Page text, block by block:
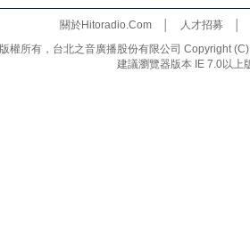
關於Hitoradio.Com│ 人才招募
版權所有，台北之音廣播股份有限公司 Copyright
建議瀏覽器版本 IE 7.0以上